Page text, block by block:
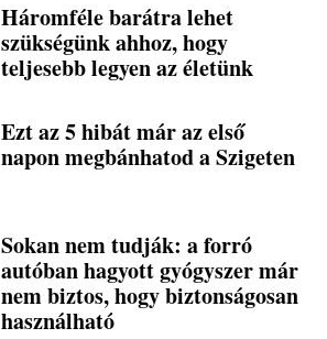
Háromféle barátra lehet
szükségünk ahhoz, hogy
teljesebb legyen az életünk
Ezt az 5 hibát már az első
napon megbánhatod a Szigeten
Sokan nem tudják: a forró
autóban hagyott gyógyszer már
nem biztos, hogy biztonságosan
használható